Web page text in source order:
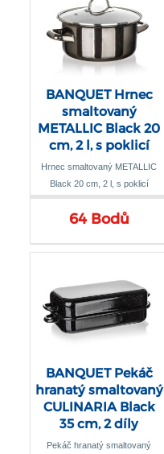
BANQUET Hrnec
smaltovaný
METALLIC Black 20
cm, 2 l, s poklicí
Hrnec smaltovaný METALLIC
Black 20 cm, 2 l, s poklicí
64 Bodů
BANQUET Pekáč
hranatý smaltovaný
CULINARIA Black
35 cm, 2 díly
Pekáč hranatý smaltovaný